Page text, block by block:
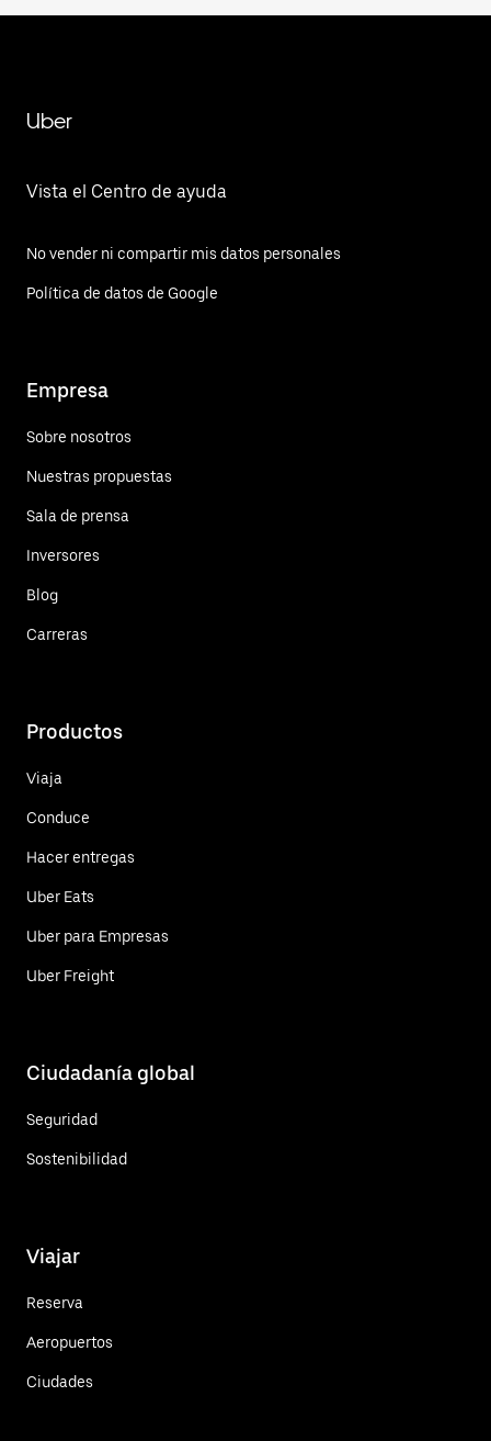
Uber
Vista el Centro de ayuda
No vender ni compartir mis datos personales
Política de datos de Google
Empresa
Sobre nosotros
Nuestras propuestas
Sala de prensa
Inversores
Blog
Carreras
Productos
Viaja
Conduce
Hacer entregas
Uber Eats
Uber para Empresas
Uber Freight
Ciudadanía global
Seguridad
Sostenibilidad
Viajar
Reserva
Aeropuertos
Ciudades